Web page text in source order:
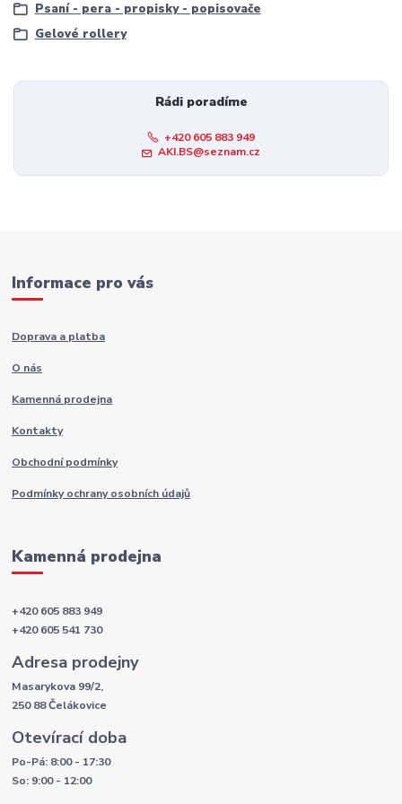
Psaní - pera - propisky - popisovače
Gelové rollery
Rádi poradíme
+420 605 883 949
AKI.BS@seznam.cz
Informace pro vás
Doprava a platba
O nás
Kamenná prodejna
Kontakty
Obchodní podmínky
Podmínky ochrany osobních údajů
Kamenná prodejna
+420 605 883 949
+420 605 541 730
Adresa prodejny
Masarykova 99/2,
250 88 Čelákovice
Otevírací doba
Po-Pá: 8:00 - 17:30
So: 9:00 - 12:00